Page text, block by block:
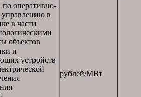
по оперативно-
управлению в
в части
объектов
и
устройств
рублей/МВт